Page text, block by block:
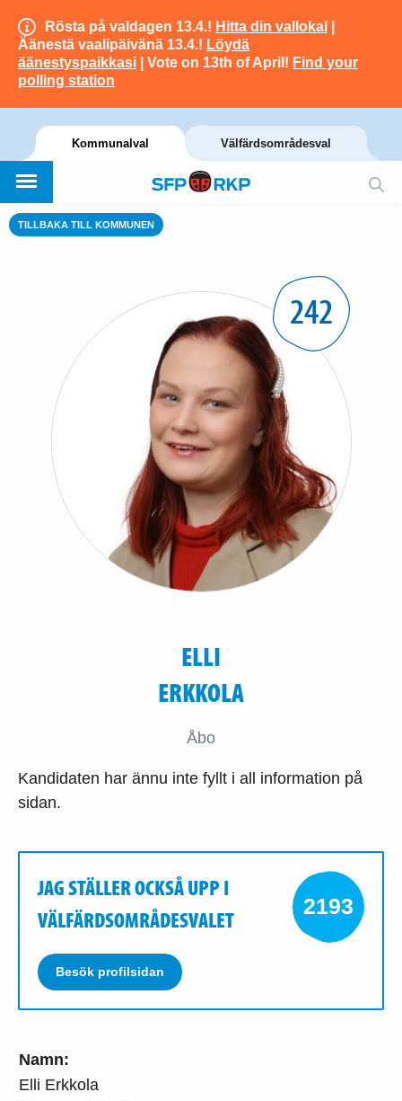
Rösta på valdagen 13.4.! Hitta din vallokal
Äänestä vaalipäivänä 13.4.! Löydä
äänestyspaikkasi | Vote on 13th of April! Find your
polling station
Kommunalval Välfärdsområdesval
TILLBAKA TILL KOMMUNEN
Namn:
Elli Erkkola
242
ELLI
ERKKOLA
Åbo
Kandidaten har ännu inte fyllt i all information på
sidan.
JAG STÄLLER OCKSÅ UPP I
VÄLFÄRDSOMRÅDESVALET
Besök profilsidan
2193